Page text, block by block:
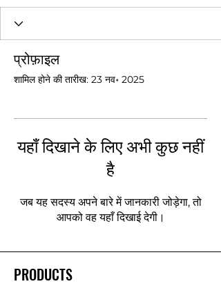
प्रोफ़ाइल
शामिल होने की तारीख: 23 नव॰ 2025
यहाँ दिखाने के लिए अभी कुछ नहीं
है
जब यह सदस्य अपने बारे में जानकारी जोड़ेगा, तो
आपको वह यहाँ दिखाई देगी।
PRODUCTS